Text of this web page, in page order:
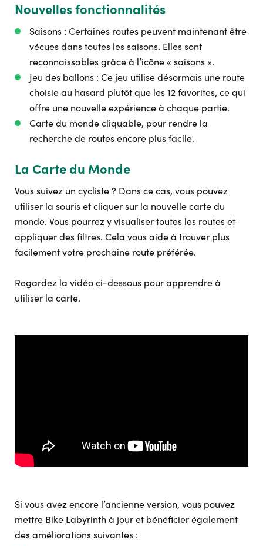
Nouvelles fonctionnalités
Saisons : Certaines routes peuvent maintenant être
vécues dans toutes les saisons. Elles sont
reconnaissables grâce à l’icône « saisons ».
Jeu des ballons : Ce jeu utilise désormais une route
choisie au hasard plutôt que les 12 favorites, ce qui
offre une nouvelle expérience à chaque partie.
Carte du monde cliquable, pour rendre la
recherche de routes encore plus facile.
La Carte du Monde
Vous suivez un cycliste ? Dans ce cas, vous pouvez
utiliser la souris et cliquer sur la nouvelle carte du
monde. Vous pourrez y visualiser toutes les routes et
appliquer des filtres. Cela vous aide à trouver plus
facilement votre prochaine route préférée.
Regardez la vidéo ci-dessous pour apprendre à
utiliser la carte.
Si vous avez encore l’ancienne version, vous pouvez
mettre Bike Labyrinth à jour et bénéficier également
des améliorations suivantes :